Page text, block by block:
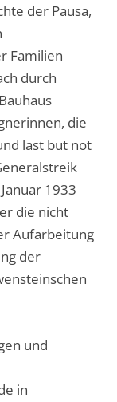
der Pausa,
Familien
durch
die
last but not
1933
die nicht
Aufarbeitung
der
und
in